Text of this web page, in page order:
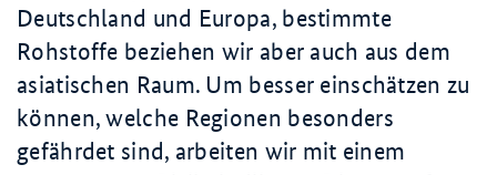
Deutschland und Europa, bestimmte
Rohstoffe beziehen wir aber auch aus dem
asiatischen Raum. Um besser einschätzen zu
können, welche Regionen besonders
gefährdet sind, arbeiten wir mit einem